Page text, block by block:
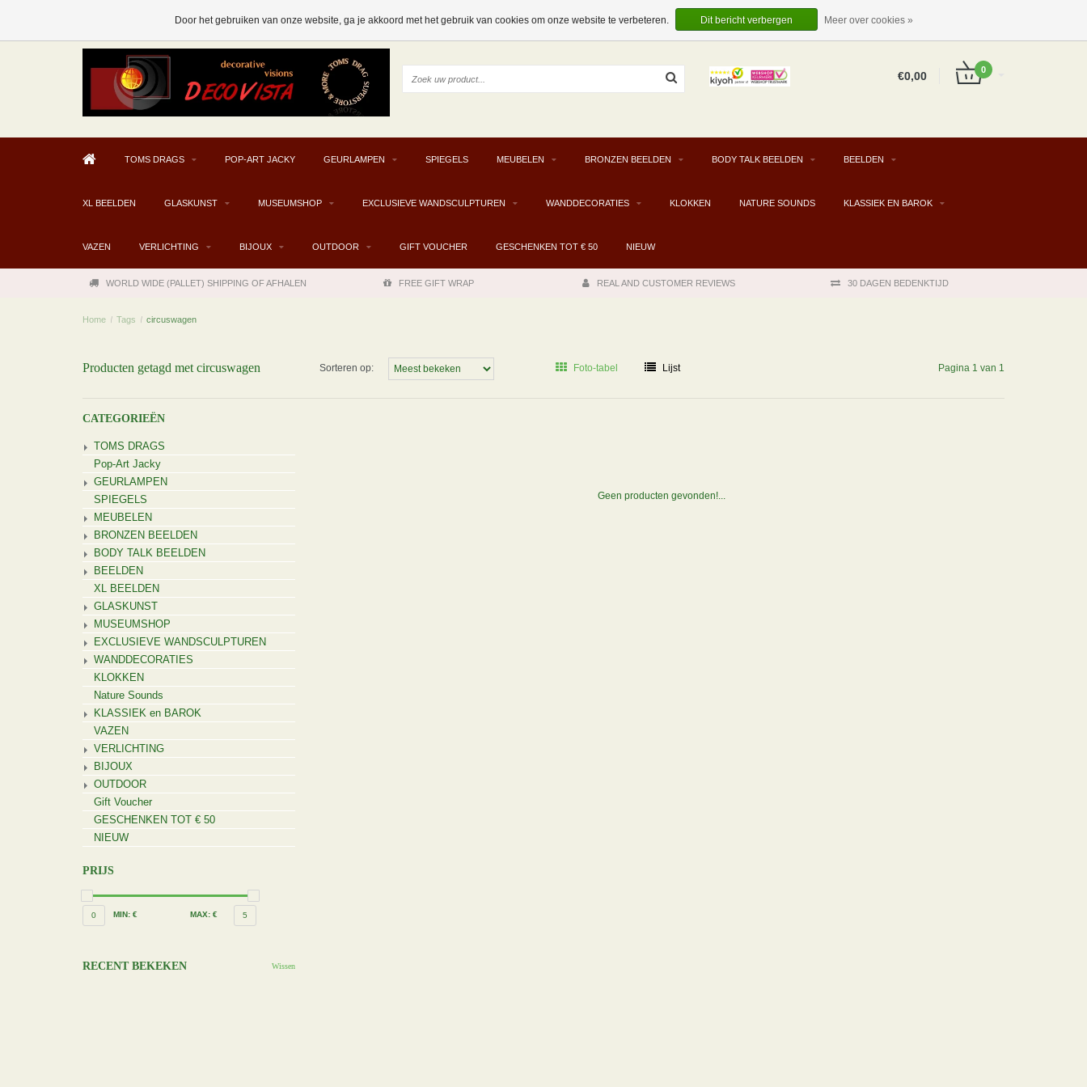
INLOGGEN
EUR
€0,00 0
TOMS DRAGS POP-ART JACKY GEURLAMPEN SPIEGELS MEUBELEN BRONZEN BEELDEN BODY TALK BEELDEN BEELDEN
XL BEELDEN GLASKUNST MUSEUMSHOP EXCLUSIEVE WANDSCULPTUREN WANDDECORATIES KLOKKEN NATURE SOUNDS KLASSIEK EN BAROK
VAZEN VERLICHTING BIJOUX OUTDOOR GIFT VOUCHER GESCHENKEN TOT € 50 NIEUW
WORLD WIDE (PALLET) SHIPPING OF AFHALEN FREE GIFT WRAP REAL AND CUSTOMER REVIEWS 30 DAGEN BEDENKTIJD
Home / Tags / circuswagen
Producten getagd met circuswagen Sorteren op: Foto-tabel Lijst Pagina 1 van 1
CATEGORIEËN
TOMS DRAGS
Pop-Art Jacky
GEURLAMPEN
SPIEGELS
MEUBELEN
BRONZEN BEELDEN
BODY TALK BEELDEN
BEELDEN
XL BEELDEN
GLASKUNST
MUSEUMSHOP
EXCLUSIEVE WANDSCULPTUREN
WANDDECORATIES
KLOKKEN
Nature Sounds
KLASSIEK en BAROK
VAZEN
VERLICHTING
BIJOUX
OUTDOOR
Gift Voucher
GESCHENKEN TOT € 50
NIEUW
PRIJS
0 MIN: € MAX: € 5
RECENT BEKEKEN Wissen
Geen producten gevonden!...
Door het gebruiken van onze website, ga je akkoord met het gebruik van cookies om onze website te verbeteren. Dit bericht verbergen Meer over cookies »